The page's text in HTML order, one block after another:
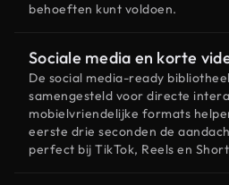
behoeften kunt voldoen.
Sociale media en korte
De social media-ready
samengesteld voor directe
mobielvriendelijke formats
eerste drie seconden de
perfect bij TikTok, Reels en